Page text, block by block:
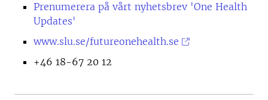
Prenumerera på vårt nyhetsbrev 'One Health
Updates'
www.slu.se/futureonehealth.se
+46 18-67 20 12